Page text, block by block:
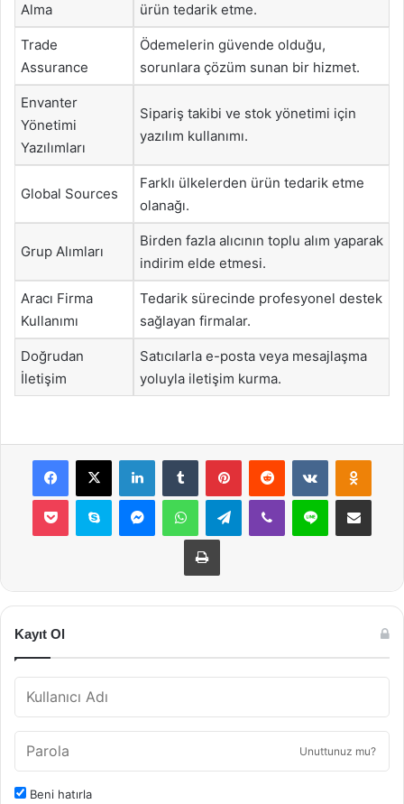
Alma
ürün tedarik etme.
Trade
Assurance
Ödemelerin güvende olduğu,
sorunlara çözüm sunan bir hizmet.
Envanter
Yönetimi
Yazılımları
Sipariş takibi ve stok yönetimi için
yazılım kullanımı.
Global Sources
Farklı ülkelerden ürün tedarik etme
olanağı.
Grup Alımları
Birden fazla alıcının toplu alım yaparak
indirim elde etmesi.
Aracı Firma
Kullanımı
Tedarik sürecinde profesyonel destek
sağlayan firmalar.
Doğrudan
İletişim
Satıcılarla e-posta veya mesajlaşma
yoluyla iletişim kurma.
Facebook
X LinkedInTumblr PinterestReddit VKontakte
Pocket Skype MessengerWhatsAppTelegramViber Line E-Posta ile
Yazdır
Kayıt Ol
Unuttunuz mu?
Beni hatırla